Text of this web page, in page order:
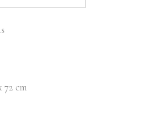
72 cm